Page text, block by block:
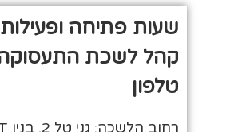
שעות פתיחה
קהל לשכת התעסוקה
טלפון
רחוב הלשכה: גני טל 2, בנין WEST קומה ב